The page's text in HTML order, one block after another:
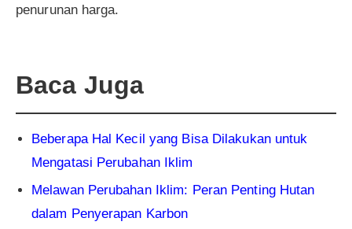
penurunan harga.
Baca Juga
Beberapa Hal Kecil yang Bisa Dilakukan untuk
Mengatasi Perubahan Iklim
Melawan Perubahan Iklim: Peran Penting Hutan
dalam Penyerapan Karbon